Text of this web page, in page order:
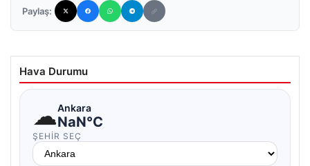
Paylaş:
Hava Durumu
☁Ankara
NaN°C
ŞEHIR SEÇ